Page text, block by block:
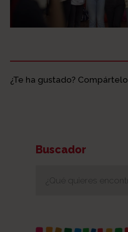
¿Te ha gustado? Compártelo.
Buscador